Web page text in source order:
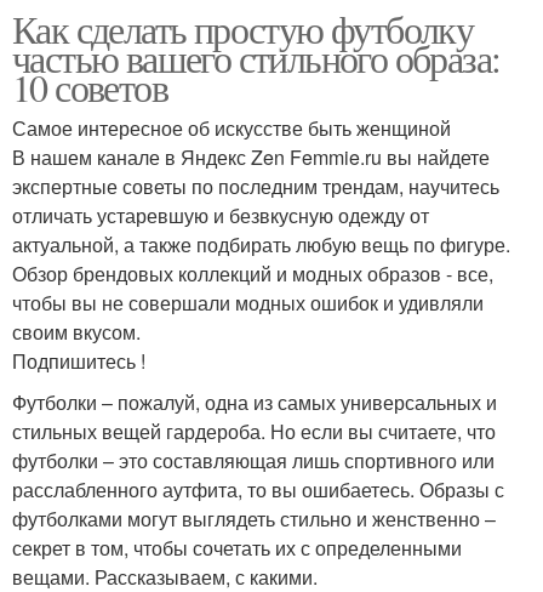
Как сделать простую футболку
частью вашего стильного образа:
10 советов
Самое интересное об искусстве быть женщиной
В нашем канале в Яндекс Zen Femmie.ru вы найдете
экспертные советы по последним трендам, научитесь
отличать устаревшую и безвкусную одежду от
актуальной, а также подбирать любую вещь по фигуре.
Обзор брендовых коллекций и модных образов - все,
чтобы вы не совершали модных ошибок и удивляли
своим вкусом.
Подпишитесь !
Футболки – пожалуй, одна из самых универсальных и
стильных вещей гардероба. Но если вы считаете, что
футболки – это составляющая лишь спортивного или
расслабленного аутфита, то вы ошибаетесь. Образы с
футболками могут выглядеть стильно и женственно –
секрет в том, чтобы сочетать их с определенными
вещами. Рассказываем, с какими.